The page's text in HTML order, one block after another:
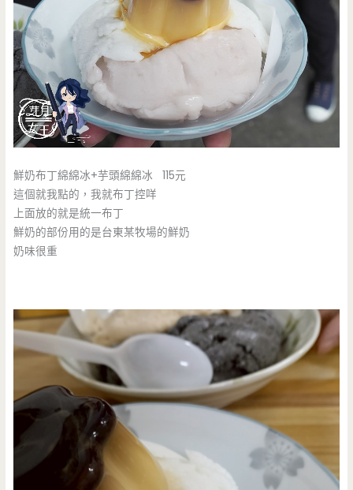
鮮奶布丁綿綿冰+芋頭綿綿冰 115元
這個就我點的，我就布丁控咩
上面放的就是統一布丁
鮮奶的部份用的是台東某牧場的鮮奶
奶味很重